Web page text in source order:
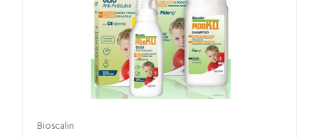
Bioscalin